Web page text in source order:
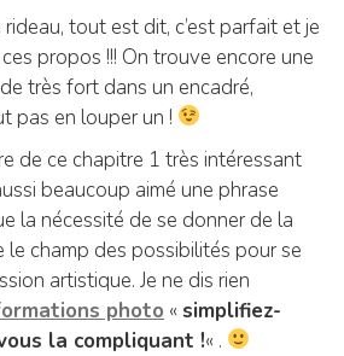
tout est dit, c’est parfait et je
propos !!! On trouve encore une
très fort dans un encadré,
pas en louper un !
de ce chapitre 1 très intéressant
beaucoup aimé une phrase
la nécessité de se donner de la
le champ des possibilités pour se
artistique. Je ne dis rien
photo « simplifiez-
la compliquant !« .